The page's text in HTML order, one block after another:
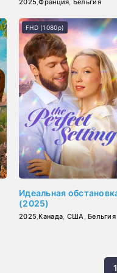
2025,Франция, Бельгия
Идеальная
(2025)
2025 ,Канада США ,Бельгия
FHD (1080p)
1